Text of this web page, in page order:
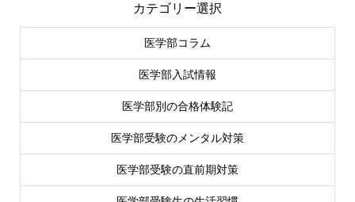
カテゴリー選択
医学部コラム
医学部入試情報
医学部別の合格体験記
医学部受験のメンタル対策
医学部受験の直前期対策